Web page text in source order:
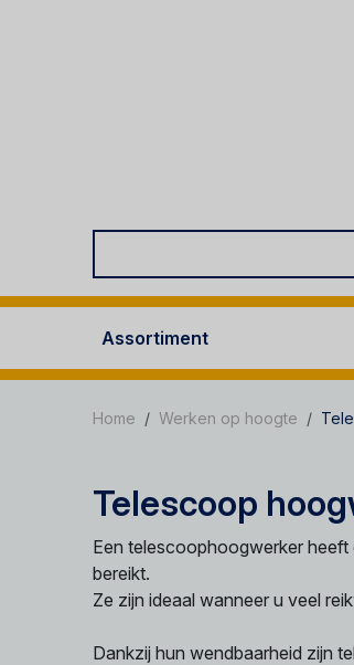
Assortiment
Home Werken op hoogte
Telescoop
Een telescoophoogwerker
bereikt.
Ze zijn ideaal wanneer u veel
Dankzij hun wendbaarheid zijn